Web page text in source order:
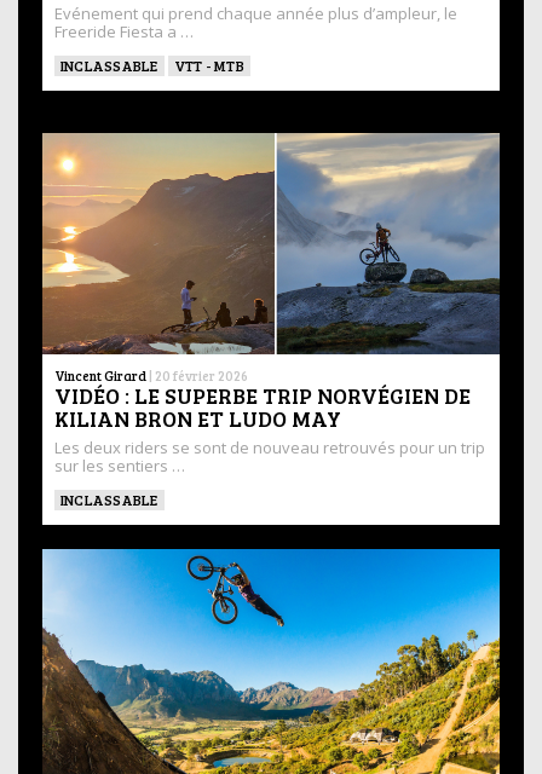
Evénement qui prend chaque année plus d’ampleur, le
Freeride Fiesta a …
INCLASSABLE VTT - MTB
Vincent Girard | 20 février 2026
VIDÉO : LE SUPERBE TRIP NORVÉGIEN DE
KILIAN BRON ET LUDO MAY
Les deux riders se sont de nouveau retrouvés pour un trip
sur les sentiers …
INCLASSABLE